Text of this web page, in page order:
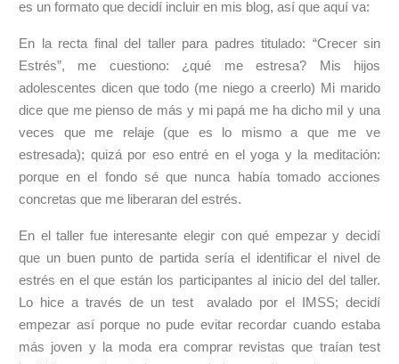
es un formato que decidí incluir en mis blog, así que aquí va:
En la recta final del taller para padres titulado: “Crecer sin
Estrés”, me cuestiono: ¿qué me estresa? Mis hijos
adolescentes dicen que todo (me niego a creerlo) Mi marido
dice que me pienso de más y mi papá me ha dicho mil y una
veces que me relaje (que es lo mismo a que me ve
estresada); quizá por eso entré en el yoga y la meditación:
porque en el fondo sé que nunca había tomado acciones
concretas que me liberaran del estrés.
En el taller fue interesante elegir con qué empezar y decidí
que un buen punto de partida sería el identificar el nivel de
estrés en el que están los participantes al inicio del del taller.
Lo hice a través de un test avalado por el IMSS; decidí
empezar así porque no pude evitar recordar cuando estaba
más joven y la moda era comprar revistas que traían test